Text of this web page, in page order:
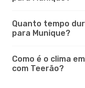
Quanto tempo
para Munique?
Como é o clima
com Teerão?